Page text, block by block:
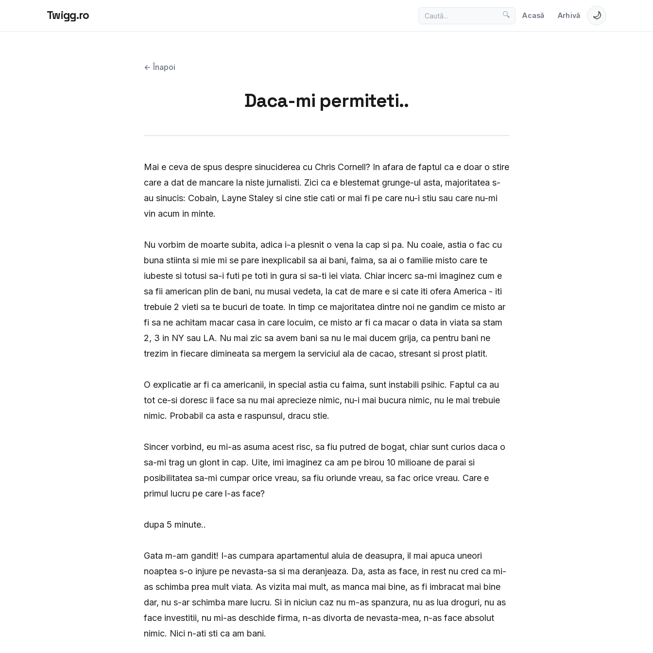
Twigg.ro 🔍 Acasă Arhivă 🌙
← Înapoi
Daca-mi permiteti..
Mai e ceva de spus despre sinuciderea cu Chris Cornell? In afara de faptul ca e doar o stire
care a dat de mancare la niste jurnalisti. Zici ca e blestemat grunge-ul asta, majoritatea s-
au sinucis: Cobain, Layne Staley si cine stie cati or mai fi pe care nu-i stiu sau care nu-mi
vin acum in minte.
Nu vorbim de moarte subita, adica i-a plesnit o vena la cap si pa. Nu coaie, astia o fac cu
buna stiinta si mie mi se pare inexplicabil sa ai bani, faima, sa ai o familie misto care te
iubeste si totusi sa-i futi pe toti in gura si sa-ti iei viata. Chiar incerc sa-mi imaginez cum e
sa fii american plin de bani, nu musai vedeta, la cat de mare e si cate iti ofera America - iti
trebuie 2 vieti sa te bucuri de toate. In timp ce majoritatea dintre noi ne gandim ce misto ar
fi sa ne achitam macar casa in care locuim, ce misto ar fi ca macar o data in viata sa stam
2, 3 in NY sau LA. Nu mai zic sa avem bani sa nu le mai ducem grija, ca pentru bani ne
trezim in fiecare dimineata sa mergem la serviciul ala de cacao, stresant si prost platit.
O explicatie ar fi ca americanii, in special astia cu faima, sunt instabili psihic. Faptul ca au
tot ce-si doresc ii face sa nu mai aprecieze nimic, nu-i mai bucura nimic, nu le mai trebuie
nimic. Probabil ca asta e raspunsul, dracu stie.
Sincer vorbind, eu mi-as asuma acest risc, sa fiu putred de bogat, chiar sunt curios daca o
sa-mi trag un glont in cap. Uite, imi imaginez ca am pe birou 10 milioane de parai si
posibilitatea sa-mi cumpar orice vreau, sa fiu oriunde vreau, sa fac orice vreau. Care e
primul lucru pe care l-as face?
dupa 5 minute..
Gata m-am gandit! I-as cumpara apartamentul aluia de deasupra, il mai apuca uneori
noaptea s-o injure pe nevasta-sa si ma deranjeaza. Da, asta as face, in rest nu cred ca mi-
as schimba prea mult viata. As vizita mai mult, as manca mai bine, as fi imbracat mai bine
dar, nu s-ar schimba mare lucru. Si in niciun caz nu m-as spanzura, nu as lua droguri, nu as
face investitii, nu mi-as deschide firma, n-as divorta de nevasta-mea, n-as face absolut
nimic. Nici n-ati sti ca am bani.